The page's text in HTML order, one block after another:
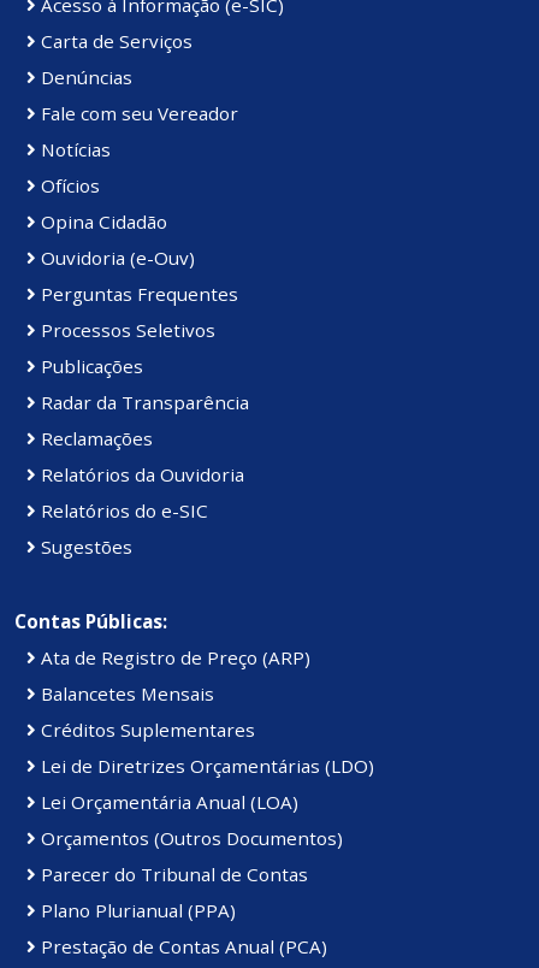
Carta de Serviços
Denúncias
Fale com seu Vereador
Notícias
Ofícios
Opina Cidadão
Ouvidoria (e-Ouv)
Perguntas Frequentes
Processos Seletivos
Publicações
Radar da Transparência
Reclamações
Relatórios da Ouvidoria
Relatórios do e-SIC
Sugestões
Contas Públicas:
Ata de Registro de Preço (ARP)
Balancetes Mensais
Créditos Suplementares
Lei de Diretrizes Orçamentárias (LDO)
Lei Orçamentária Anual (LOA)
Orçamentos (Outros Documentos)
Parecer do Tribunal de Contas
Plano Plurianual (PPA)
Prestação de Contas Anual (PCA)